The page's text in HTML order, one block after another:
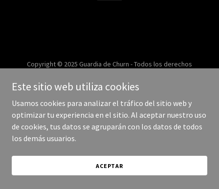
Copyright © 2025 Guardia de Churn - Todos los derechos
Este sitio web utiliza cookies
Usamos cookies para analizar el tráfico del sitio web y
optimizar tu experiencia en el sitio. Al aceptar nuestro uso
de cookies, tus datos se agruparán con los datos de todos
los demás usuarios.
ACEPTAR